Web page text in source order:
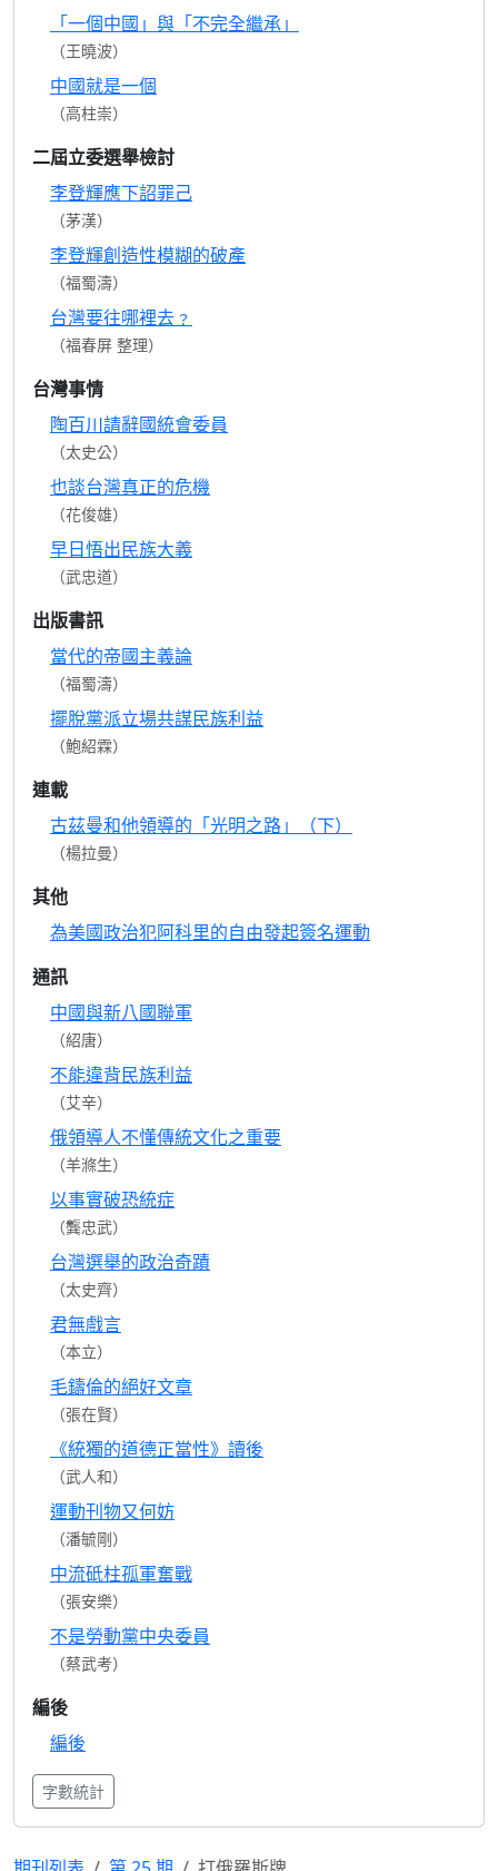
「一個中國」與「不完全繼承」
（王曉波）
中國就是一個
（高柱崇）
二屆立委選舉檢討
李登輝應下詔罪己
（茅漢）
李登輝創造性模糊的破產
（福蜀濤）
台灣要往哪裡去﹖
（福春屏 整理）
台灣事情
陶百川請辭國統會委員
（太史公）
也談台灣真正的危機
（花俊雄）
早日悟出民族大義
（武忠道）
出版書訊
當代的帝國主義論
（福蜀濤）
擺脫黨派立場共謀民族利益
（鮑紹霖）
連載
古茲曼和他領導的「光明之路」（下）
（楊拉曼）
其他
為美國政治犯阿科里的自由發起簽名運動
通訊
中國與新八國聯軍
（紹唐）
不能違背民族利益
（艾辛）
俄領導人不懂傳統文化之重要
（羊滌生）
以事實破恐統症
（龔忠武）
台灣選舉的政治奇蹟
（太史齊）
君無戲言
（本立）
毛鑄倫的絕好文章
（張在賢）
《統獨的道德正當性》讀後
（武人和）
運動刊物又何妨
（潘毓剛）
中流砥柱孤軍奮戰
（張安樂）
不是勞動黨中央委員
（蔡武考）
編後
編後
字數統計